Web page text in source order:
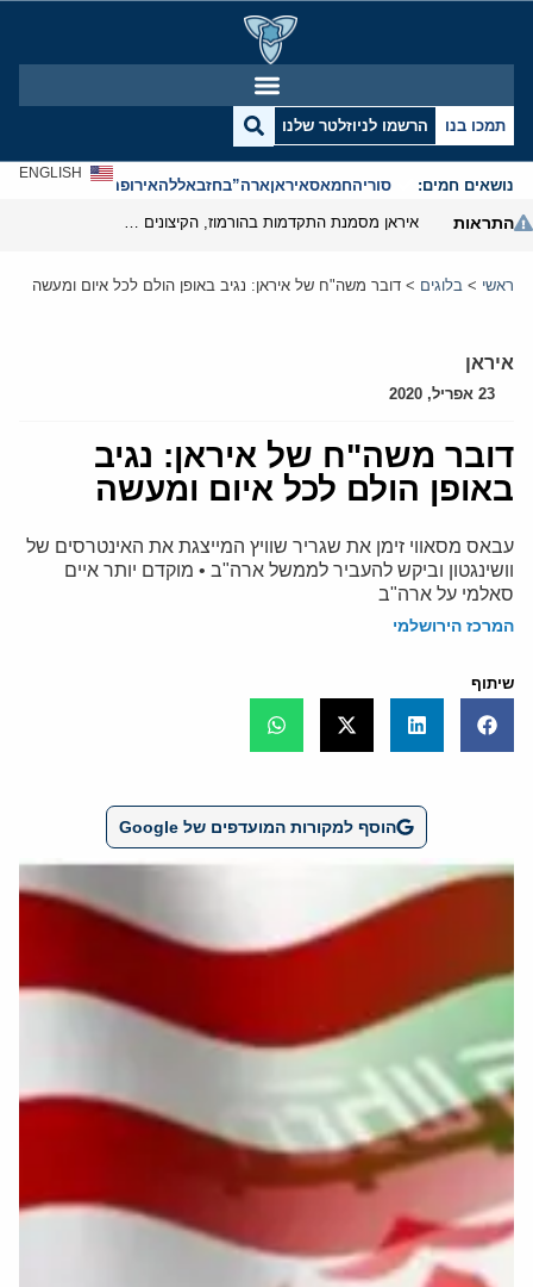
תמכו בנו הרשמו לניוזלטר שלנו
נושאים חמים: סוריהחמאסאיראןארה”בחזבאללהאירופהאנטישמיות
ENGLISH
התראות
ראשי > בלוגים > דובר משה"ח של איראן: נגיב באופן הולם לכל איום ומעשה
איראן
23 אפריל, 2020
דובר משה"ח של איראן: נגיב
באופן הולם לכל איום ומעשה
עבאס מסאווי זימן את שגריר שוויץ המייצגת את האינטרסים של
וושינגטון וביקש להעביר לממשל ארה"ב • מוקדם יותר איים
סאלמי על ארה"ב
המרכז הירושלמי
שיתוף
הוסף למקורות המועדפים של Google